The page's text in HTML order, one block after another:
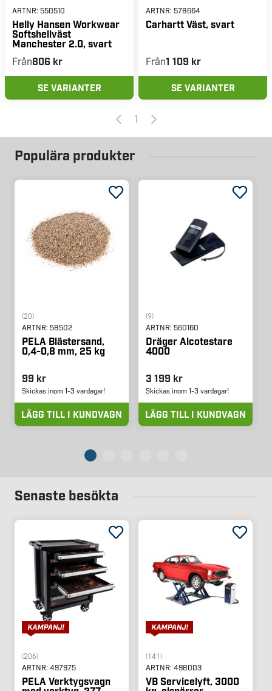
ARTNR: 550510
Helly Hansen Workwear
Softshellväst
Manchester 2.0, svart
Från806 kr
SE VARIANTER
ARTNR: 578664
Carhartt Väst, svart
Från1 109 kr
SE VARIANTER
1
Populära produkter
(20)
ARTNR: 58502
PELA Blästersand,
0,4-0,8 mm, 25 kg
99 kr
Skickas inom 1-3 vardagar!
LÄGG TILL I KUNDVAGN
(9)
ARTNR: 560160
Dräger Alcotestare
4000
3 199 kr
Skickas inom 1-3 vardagar!
LÄGG TILL I KUNDVAGN
Senaste besökta
(206)
ARTNR: 497975
PELA Verktygsvagn
(141)
ARTNR: 498003
VB Servicelyft, 3000